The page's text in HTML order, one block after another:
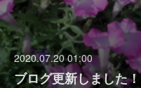
2020.07.20 01:00
ブログ更新しました！